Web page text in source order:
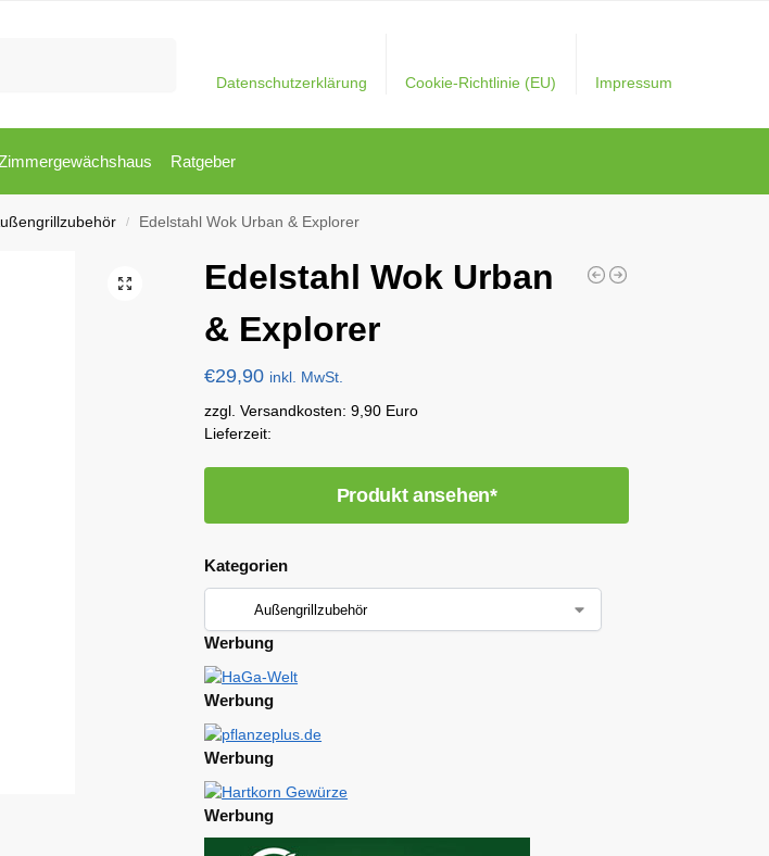
Datenschutzerklärung Cookie-Richtlinie (EU) Impressum
Ratgeber
/ Edelstahl Wok Urban & Explorer
Edelstahl Wok Urban
& Explorer
€29,90 inkl. MwSt.
zzgl. Versandkosten: 9,90 Euro
Lieferzeit:
Produkt ansehen*
Kategorien
Werbung
Werbung
Werbung
Werbung